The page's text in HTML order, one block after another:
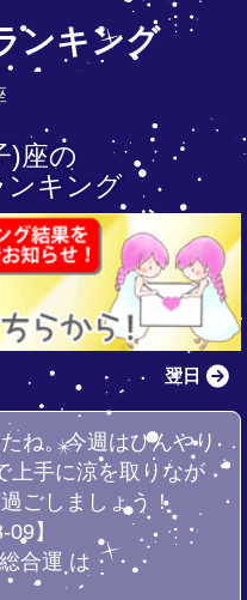
ンキング
)座の
ンキング
翌日
ね。今週はひんやり
上手に涼を取りなが
ごしましょう！
09】
合運 は・・・